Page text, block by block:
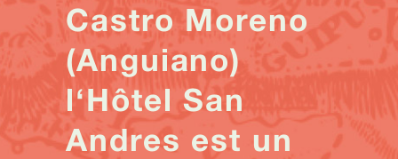
Castro Moreno
(Anguiano)
l‘Hôtel San
Andres est un